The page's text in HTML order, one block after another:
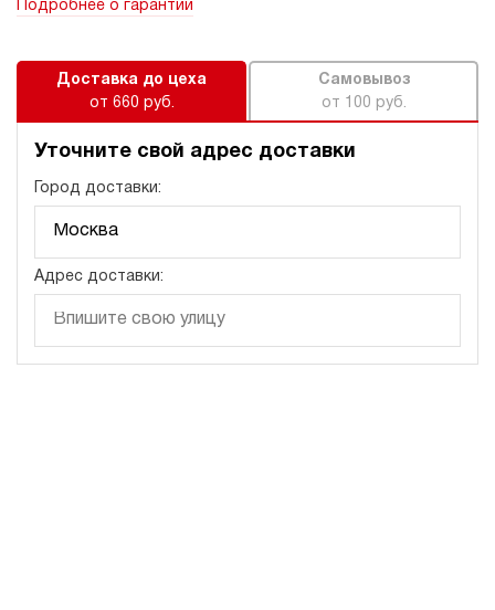
Подробнее о гарантии
Доставка до цеха
от 660 руб.
Самовывоз
от 100 руб.
Уточните свой адрес доставки
Город доставки:
Адрес доставки: